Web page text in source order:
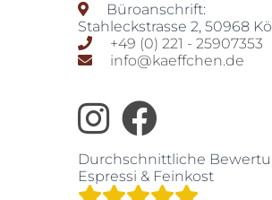
Büroanschrift:
Stahleckstrasse 2, 50968
+49 (0) 221 - 25907353
info@kaeffchen.de
Durchschnittliche
Espressi & Feinkost